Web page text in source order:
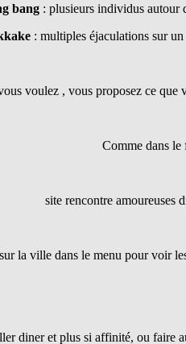
bang : plusieurs individus autour
: multiples éjaculations sur
voulez , vous proposez ce que
Comme dans
la ville dans le menu pour voir
diner et plus si affinité, ou faire